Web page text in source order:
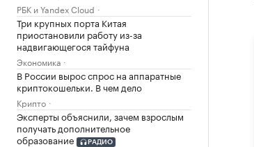
РБК и Yandex Cloud
Три крупных порта Китая
приостановили работу из-за
надвигающегося тайфуна
Экономика
В России вырос спрос на аппаратные
криптокошельки. В чем дело
Крипто
Эксперты объяснили, зачем взрослым
получать дополнительное
образование
РАДИО